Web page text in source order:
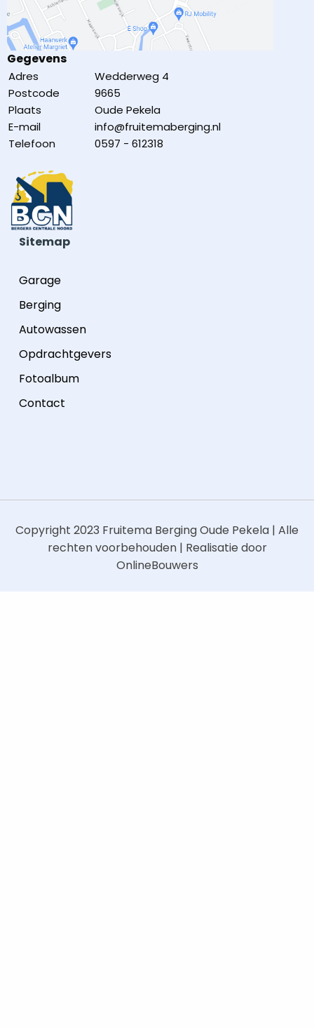
Gegevens
Adres
Wedderweg 4
Postcode
9665
Plaats
Oude Pekela
E-mail
info@fruitemaberging.nl
Telefoon
0597 - 612318
Sitemap
Garage
Berging
Autowassen
Opdrachtgevers
Fotoalbum
Contact
Copyright 2023 Fruitema Berging Oude Pekela | Alle
rechten voorbehouden | Realisatie door
OnlineBouwers